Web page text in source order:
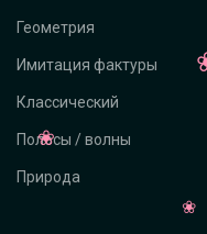
Геометрия
Имитация фактуры
Классический
Полосы / волны
Природа